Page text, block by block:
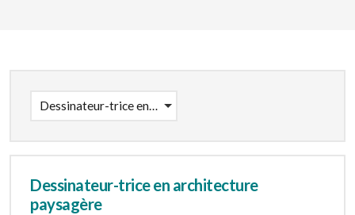
Dessinateur-trice en architecture paysagère
Dessinateur-trice en architecture
paysagère